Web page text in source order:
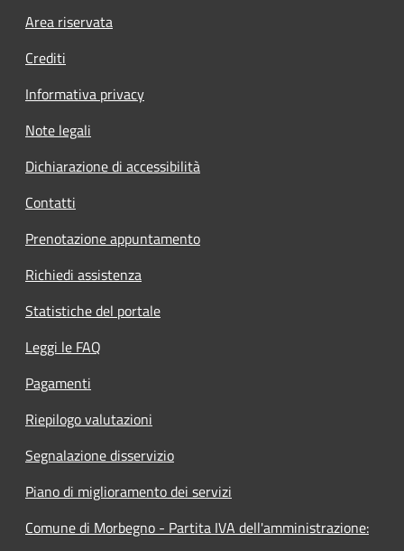
Footer menu
Area riservata
Crediti
Informativa privacy
Note legali
Dichiarazione di accessibilità
Contatti
Prenotazione appuntamento
Richiedi assistenza
Statistiche del portale
Leggi le FAQ
Pagamenti
Riepilogo valutazioni
Segnalazione disservizio
Piano di miglioramento dei servizi
Comune di Morbegno - Partita IVA dell'amministrazione: